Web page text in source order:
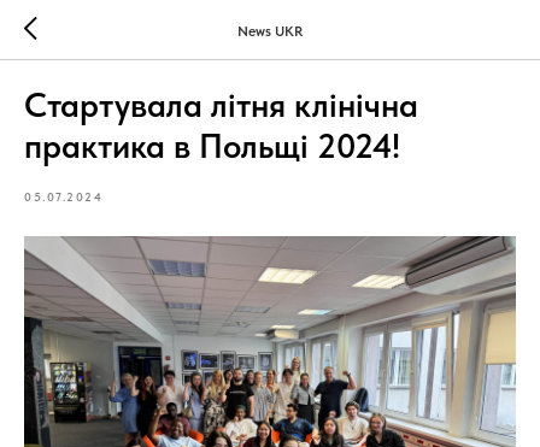
News UKR
Стартувала літня клінічна
практика в Польщі 2024!
05.07.2024